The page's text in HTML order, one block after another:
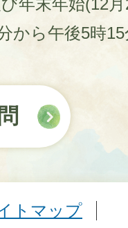
から午後5時
トマップ